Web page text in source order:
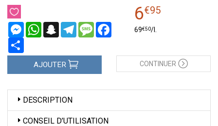
MessengerWhatsAppSnapchatTelegramMessageFacebook
6€95
69€50/
AJOUTER CONTINUER
DESCRIPTION
CONSEIL D’UTILISATION